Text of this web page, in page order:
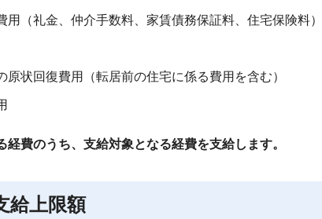
用（礼金、仲介手数料、家賃債務保証料、住宅保険料）
状回復費用（転居前の住宅に係る費用を含む）
費のうち、支給対象となる経費を支給します。
給上限額